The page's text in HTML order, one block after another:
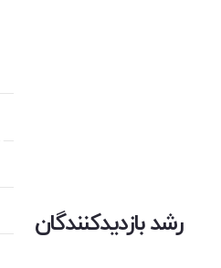
رشد بازدیدکنندگان